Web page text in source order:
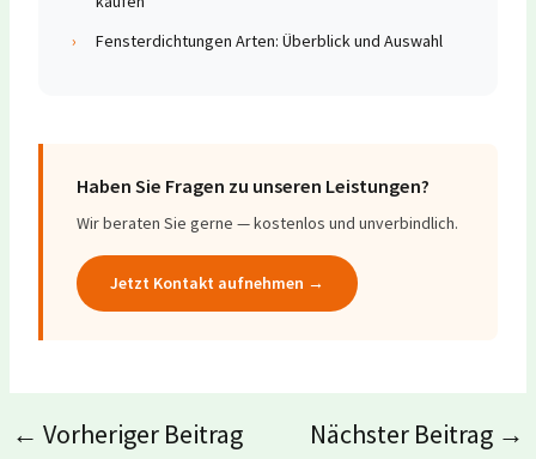
›
Fensterdichtungen Arten: Überblick und Auswahl
Haben Sie Fragen zu unseren Leistungen?
Wir beraten Sie gerne — kostenlos und unverbindlich.
Jetzt Kontakt aufnehmen →
← Vorheriger Beitrag Nächster Beitrag →